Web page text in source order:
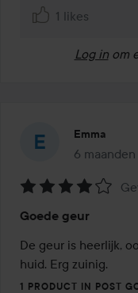
1 likes
Log in om
Emma
6
Het bericht
4
van
de
5
Goede geur
De geur is heerlijk,
huid. Erg zuinig.
1 PRODUCT IN POST